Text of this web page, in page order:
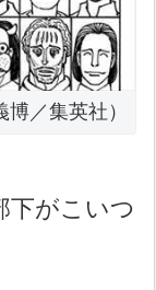
／集英社）
下がこいつ